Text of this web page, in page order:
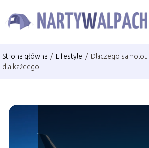
Strona główna / Lifestyle / Dlaczego samolot
dla każdego